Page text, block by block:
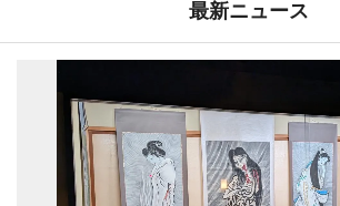
最新ニュース